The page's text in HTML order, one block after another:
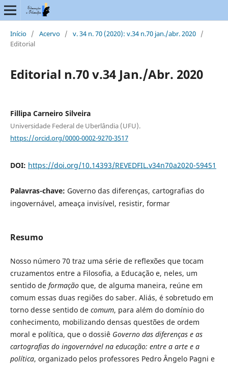
Início / Acervo / v. 34 n. 70 (2020): v.34 n.70 jan./abr. 2020 /
Editorial
Editorial n.70 v.34 Jan./Abr. 2020
Fillipa Carneiro Silveira
Universidade Federal de Uberlândia (UFU).
https://orcid.org/0000-0002-9270-3517
DOI: https://doi.org/10.14393/REVEDFIL.v34n70a2020-59451
Palavras-chave: Governo das diferenças, cartografias do
ingovernável, ameaça invisível, resistir, formar
Resumo
Nosso número 70 traz uma série de reflexões que tocam
cruzamentos entre a Filosofia, a Educação e, neles, um
sentido de formaçãoque, de alguma maneira, reúne em
comum essas duas regiões do saber. Aliás, é sobretudo em
torno desse sentido de comum, para além do domínio do
conhecimento, mobilizando densas questões de ordem
moral e política, que o dossiê Governo das diferenças e as
cartografias do ingovernável na educação: entre a arte e a
política, organizado pelos professores Pedro Ângelo Pagni e